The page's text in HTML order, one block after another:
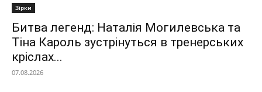
Зірки
Битва легенд: Наталія Могилевська та
Тіна Кароль зустрінуться в тренерських
кріслах...
07.08.2026